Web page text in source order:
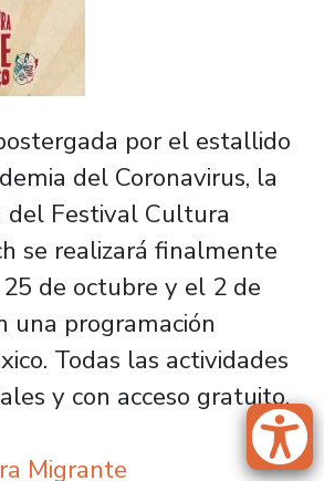
por el estallido
del Coronavirus, la
del Festival Cultura
se realizará finalmente
de octubre y el 2 de
una programación
Todas las actividades
y con acceso gratuito.
Migrante